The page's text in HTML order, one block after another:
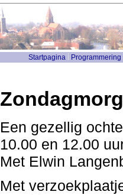
Startpagina Programmering
Een gezellig
10.00 en 12.00
Met Elwin
Met